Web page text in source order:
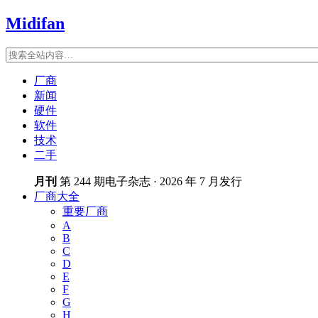
Midifan
厂商
新闻
硬件
软件
技术
二手
月刊 第 244 期电子杂志 · 2026 年 7 月发行
厂商大全
重要厂商
A
B
C
D
E
F
G
H